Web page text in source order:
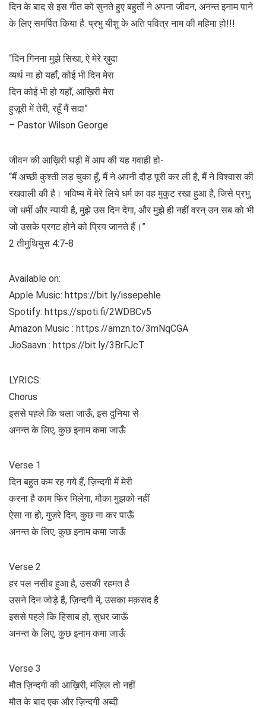
दिन के बाद से इस गीत को सुनते हुए बहुतों ने अपना जीवन, अनन्त इनाम पाने
के लिए समर्पित किया है. प्रभु यीशु के अति पवित्र नाम की महिमा हो!!!
“दिन गिनना मुझे सिखा, ऐ मेरे ख़ुदा
व्यर्थ ना हो यहाँ, कोई भी दिन मेरा
दिन कोई भी हो यहाँ, आख़िरी मेरा
हुज़ूरी में तेरी, रहूँ मैं सदा”
– Pastor Wilson George
जीवन की आख़िरी घड़ी में आप की यह गवाही हो-
“मैं अच्छी कुश्ती लड़ चुका हूँ, मैं ने अपनी दौड़ पूरी कर ली है, मैं ने विश्‍वास की
रखवाली की है। भविष्य में मेरे लिये धर्म का वह मुकुट रखा हुआ है, जिसे प्रभु,
जो धर्मी और न्यायी है, मुझे उस दिन देगा, और मुझे ही नहीं वरन् उन सब को भी
जो उसके प्रगट होने को प्रिय जानते हैं।”
2 तीमुथियुस 4:7-8
Available on:
Apple Music: https://bit.ly/issepehle
Spotify: https://spoti.fi/2WDBCv5
Amazon Music : https://amzn.to/3mNqCGA
JioSaavn : https://bit.ly/3BrFJcT
LYRICS:
Chorus
इससे पहले कि चला जाऊँ, इस दुनिया से
अनन्त के लिए, कुछ इनाम कमा जाऊँ
Verse 1
दिन बहुत कम रह गये हैं, ज़िन्दगी में मेरी
करना है काम फिर मिलेगा, मौका मुझको नहीं
ऐसा ना हो, गुज़रे दिन, कुछ ना कर पाऊँ
अनन्त के लिए, कुछ इनाम कमा जाऊँ
Verse 2
हर पल नसीब हुआ है, उसकी रहमत है
उसने दिन जोड़े हैं, ज़िन्दगी में, उसका मक़सद है
इससे पहले कि हिसाब हो, सुधर जाऊँ
अनन्त के लिए, कुछ इनाम कमा जाऊँ
Verse 3
मौत ज़िन्दगी की आख़िरी, मंज़िल तो नहीं
मौत के बाद एक और ज़िन्दगी अब्दी